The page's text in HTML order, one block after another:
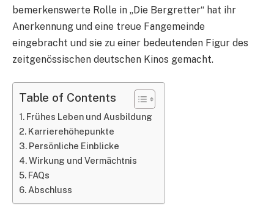
bemerkenswerte Rolle in „Die Bergretter“ hat ihr
Anerkennung und eine treue Fangemeinde
eingebracht und sie zu einer bedeutenden Figur des
zeitgenössischen deutschen Kinos gemacht.
Table of Contents
Frühes Leben und Ausbildung
Karrierehöhepunkte
Persönliche Einblicke
Wirkung und Vermächtnis
FAQs
Abschluss